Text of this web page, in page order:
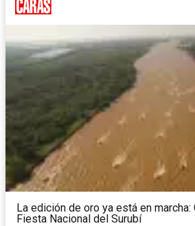
La edición de oro ya está en marcha:
Fiesta Nacional del Surubí